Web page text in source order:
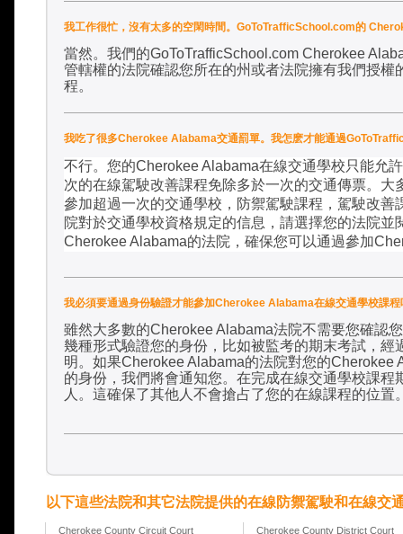
我工作很忙，沒有太多的空閑時間。GoToTrafficSchool.com的
當然。我們的GoToTrafficSchool.com Cherokee
管轄權的法院確認您所在的州或者法院擁有我們授權
程。
我吃了很多Cherokee Alabama交通罰單。我怎麽才能通過
不行。您的Cherokee Alabama在線交通學校只能允
次的在線駕駛改善課程免除多於一次的交通傳票。
參加超過一次的交通學校，防禦駕駛課程，駕駛改
院對於交通學校資格規定的信息，請選擇您的法院
Cherokee Alabama的法院，確保您可以通過參加
我必須要通過身份驗證才能參加Cherokee Alabama在線交通學校課程
雖然大多數的Cherokee Alabama法院不需要您確認
幾種形式驗證您的身份，比如被監考的期末考試，
明。如果Cherokee Alabama的法院對您的Cherokee
的身份，我們將會通知您。在完成在線交通學校課
人。這確保了其他人不會搶占了您的在線課程的位置
以下這些法院和其它法院提供的在線防禦駕駛和在線交
Cherokee County Circuit Court Cherokee County District Court